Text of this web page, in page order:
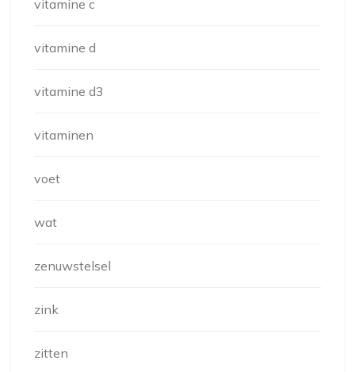
vitamine c
vitamine d
vitamine d3
vitaminen
voet
wat
zenuwstelsel
zink
zitten